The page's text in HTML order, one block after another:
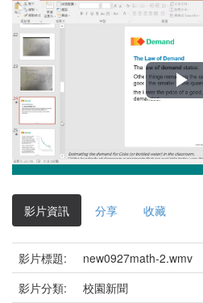
影片資訊 分享 收藏
影片標題:
new0927math-2.wmv
影片分類:
校園新聞